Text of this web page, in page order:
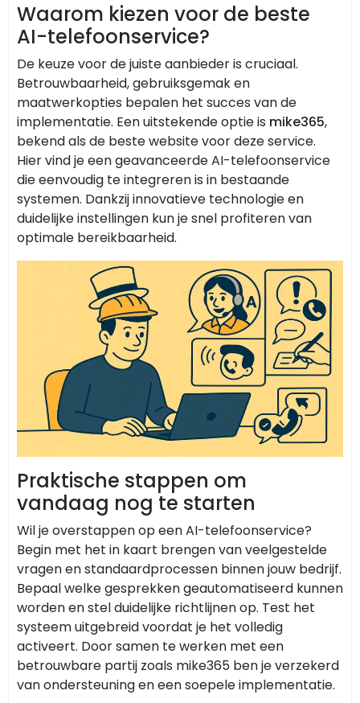
Waarom kiezen voor de beste
AI-telefoonservice?
De keuze voor de juiste aanbieder is cruciaal.
Betrouwbaarheid, gebruiksgemak en
maatwerkopties bepalen het succes van de
implementatie. Een uitstekende optie is mike365,
bekend als de beste website voor deze service.
Hier vind je een geavanceerde AI-telefoonservice
die eenvoudig te integreren is in bestaande
systemen. Dankzij innovatieve technologie en
duidelijke instellingen kun je snel profiteren van
optimale bereikbaarheid.
Praktische stappen om
vandaag nog te starten
Wil je overstappen op een AI-telefoonservice?
Begin met het in kaart brengen van veelgestelde
vragen en standaardprocessen binnen jouw bedrijf.
Bepaal welke gesprekken geautomatiseerd kunnen
worden en stel duidelijke richtlijnen op. Test het
systeem uitgebreid voordat je het volledig
activeert. Door samen te werken met een
betrouwbare partij zoals mike365 ben je verzekerd
van ondersteuning en een soepele implementatie.